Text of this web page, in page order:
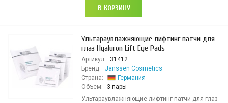
В КОРЗИНУ
Ультараувлажняющие лифтинг патчи для
глаз Hyaluron Lift Eye Pads
Артикул:
31412
Бренд:
Janssen Cosmetics
Страна:
Германия
Объем:
3 пары
Ультараувлажняющие лифтинг патчи для глаз